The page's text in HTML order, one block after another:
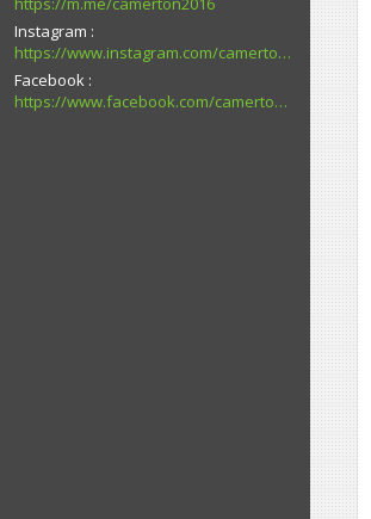
Instagram
https://www.instagram.com/camerton.com.ua
Facebook
https://www.facebook.com/camerton2016